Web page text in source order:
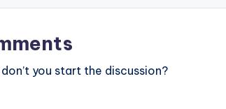
you start the discussion?